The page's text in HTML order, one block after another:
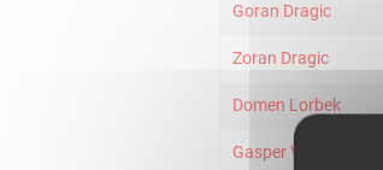
Goran Dragic
Zoran Dragic
Domen Lorbek
Gasper Vidmar